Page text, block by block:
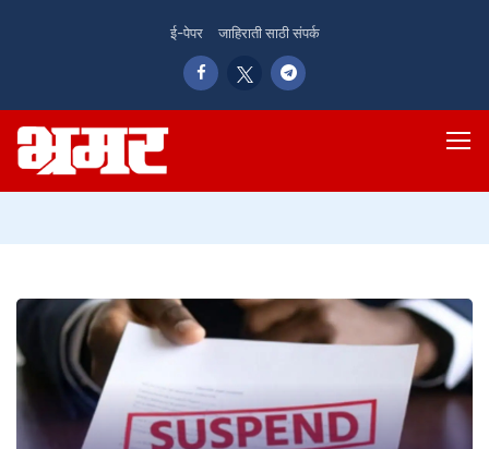
ई-पेपर जाहिराती साठी संपर्क